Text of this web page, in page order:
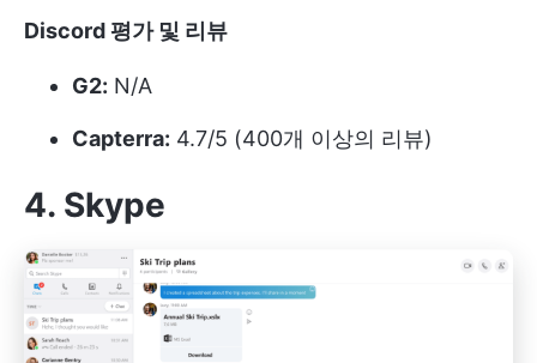
Discord 평가 및 리뷰
G2: N/A
Capterra: 4.7/5 (400개 이상의 리뷰)
4. Skype